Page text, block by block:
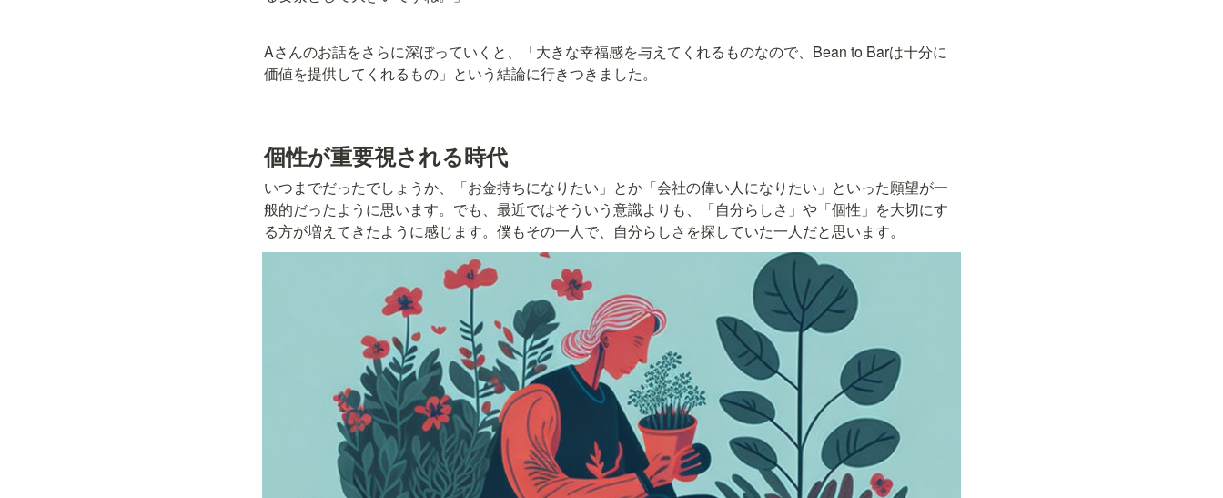
Aさんのお話をさらに深ぼっていくと、「大きな幸福感を与えてくれるものなので、Bean to Barは十分に
価値を提供してくれるもの」という結論に行きつきました。
個性が重要視される時代
いつまでだったでしょうか、「お金持ちになりたい」とか「会社の偉い人になりたい」といった願望が一
般的だったように思います。でも、最近ではそういう意識よりも、「自分らしさ」や「個性」を大切にす
る方が増えてきたように感じます。僕もその一人で、自分らしさを探していた一人だと思います。